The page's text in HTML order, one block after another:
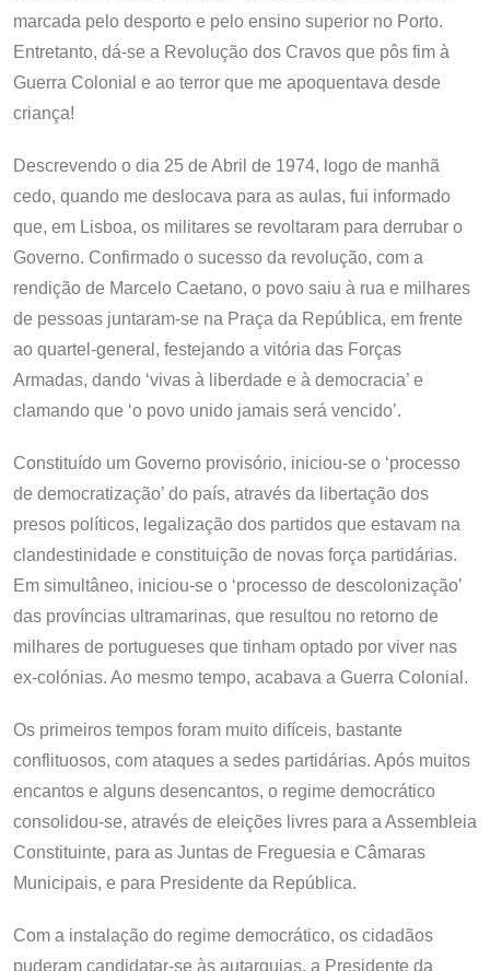
marcada pelo desporto e pelo ensino superior no Porto.
Entretanto, dá-se a Revolução dos Cravos que pôs fim à
Guerra Colonial e ao terror que me apoquentava desde
criança!
Descrevendo o dia 25 de Abril de 1974, logo de manhã
cedo, quando me deslocava para as aulas, fui informado
que, em Lisboa, os militares se revoltaram para derrubar o
Governo. Confirmado o sucesso da revolução, com a
rendição de Marcelo Caetano, o povo saiu à rua e milhares
de pessoas juntaram-se na Praça da República, em frente
ao quartel-general, festejando a vitória das Forças
Armadas, dando ‘vivas à liberdade e à democracia’ e
clamando que ‘o povo unido jamais será vencido’.
Constituído um Governo provisório, iniciou-se o ‘processo
de democratização’ do país, através da libertação dos
presos políticos, legalização dos partidos que estavam na
clandestinidade e constituição de novas força partidárias.
Em simultâneo, iniciou-se o ‘processo de descolonização’
das províncias ultramarinas, que resultou no retorno de
milhares de portugueses que tinham optado por viver nas
ex-colónias. Ao mesmo tempo, acabava a Guerra Colonial.
Os primeiros tempos foram muito difíceis, bastante
conflituosos, com ataques a sedes partidárias. Após muitos
encantos e alguns desencantos, o regime democrático
consolidou-se, através de eleições livres para a Assembleia
Constituinte, para as Juntas de Freguesia e Câmaras
Municipais, e para Presidente da República.
Com a instalação do regime democrático, os cidadãos
puderam candidatar-se às autarquias, a Presidente da